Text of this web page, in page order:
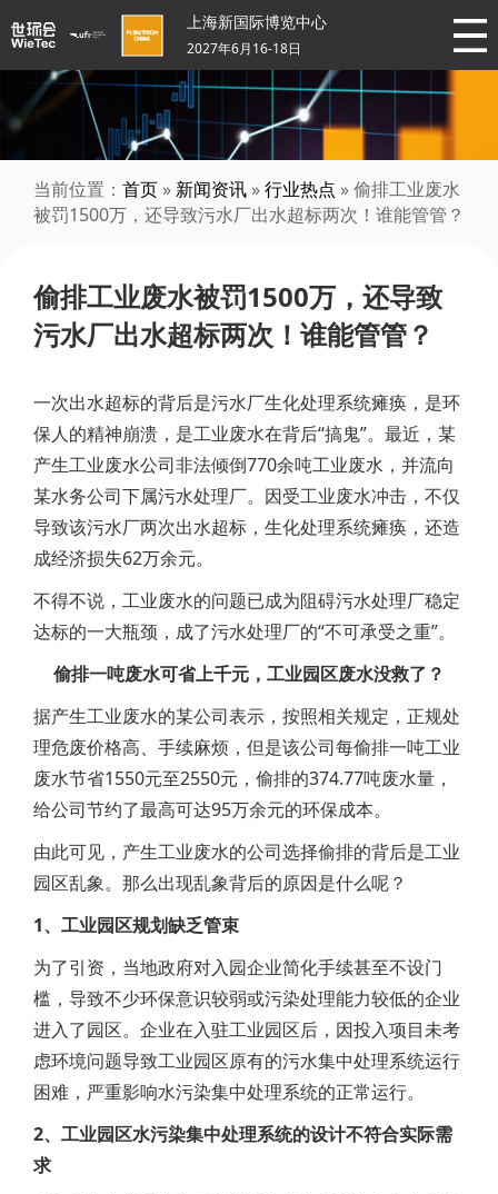
上海新国际博览中心
2027年6月16-18日
当前位置： 首页 » 新闻资讯 »行业热点 » 偷排工业废水
被罚1500万，还导致污水厂出水超标两次！谁能管管？
偷排工业废水被罚1500万，还导致
污水厂出水超标两次！谁能管管？
一次出水超标的背后是污水厂生化处理系统瘫痪，是环
保人的精神崩溃，是工业废水在背后“搞鬼”。最近，某
产生工业废水公司非法倾倒770余吨工业废水，并流向
某水务公司下属污水处理厂。因受工业废水冲击，不仅
导致该污水厂两次出水超标，生化处理系统瘫痪，还造
成经济损失62万余元。
不得不说，工业废水的问题已成为阻碍污水处理厂稳定
达标的一大瓶颈，成了污水处理厂的“不可承受之重”。
偷排一吨废水可省上千元，工业园区废水没救了？
据产生工业废水的某公司表示，按照相关规定，正规处
理危废价格高、手续麻烦，但是该公司每偷排一吨工业
废水节省1550元至2550元，偷排的374.77吨废水量，
给公司节约了最高可达95万余元的环保成本。
由此可见，产生工业废水的公司选择偷排的背后是工业
园区乱象。那么出现乱象背后的原因是什么呢？
1、工业园区规划缺乏管束
为了引资，当地政府对入园企业简化手续甚至不设门
槛，导致不少环保意识较弱或污染处理能力较低的企业
进入了园区。企业在入驻工业园区后，因投入项目未考
虑环境问题导致工业园区原有的污水集中处理系统运行
困难，严重影响水污染集中处理系统的正常运行。
2、工业园区水污染集中处理系统的设计不符合实际需
求